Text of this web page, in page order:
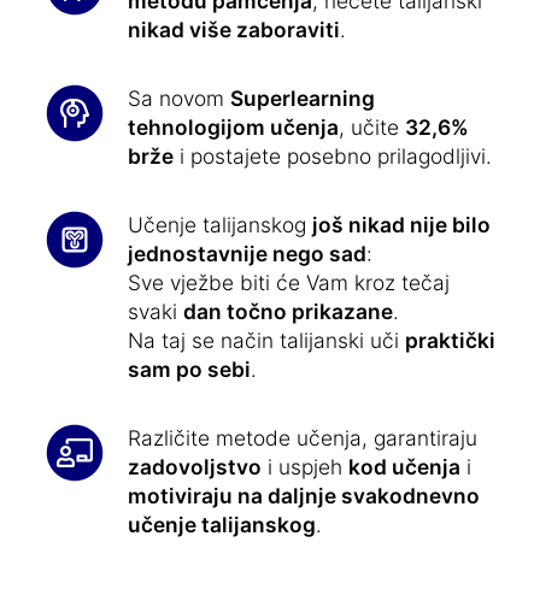
nikad više zaboraviti.
Sa novom Superlearning
tehnologijom učenja, učite 32,6%
brže i postajete posebno prilagodljivi.
Učenje talijanskog još nikad nije bilo
jednostavnije nego sad:
Sve vježbe biti će Vam kroz tečaj
svaki dan točno prikazane.
Na taj se način talijanski uči praktički
sam po sebi.
Različite metode učenja, garantiraju
zadovoljstvo i uspjeh kod učenja i
motiviraju na daljnje svakodnevno
učenje talijanskog.